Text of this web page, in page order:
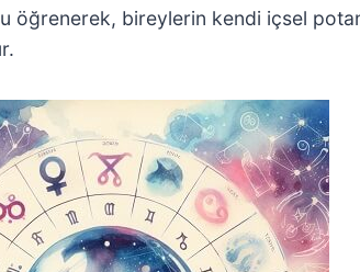
öğrenerek, bireylerin kendi içsel